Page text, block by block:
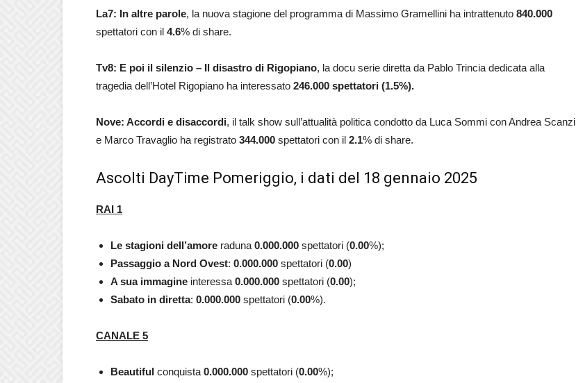
La7: In altre parole, la nuova stagione del programma di Massimo Gramellini ha intrattenuto 840.000
spettatori con il 4.6% di share.
Tv8: E poi il silenzio – Il disastro di Rigopiano, la docu serie diretta da Pablo Trincia dedicata alla
tragedia dell’Hotel Rigopiano ha interessato 246.000 spettatori (1.5%).
Nove: Accordi e disaccordi, il talk show sull’attualità politica condotto da Luca Sommi con Andrea Scanzi
e Marco Travaglio ha registrato 344.000 spettatori con il 2.1% di share.
Ascolti DayTime Pomeriggio, i dati del 18 gennaio 2025
RAI 1
Le stagioni dell’amore raduna 0.000.000 spettatori (0.00%);
Passaggio a Nord Ovest: 0.000.000 spettatori (0.00)
A sua immagine interessa 0.000.000 spettatori (0.00);
Sabato in diretta: 0.000.000 spettatori (0.00%).
CANALE 5
Beautiful conquista 0.000.000 spettatori (0.00%);